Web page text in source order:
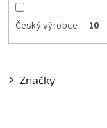
Český výrobce 10
Značky